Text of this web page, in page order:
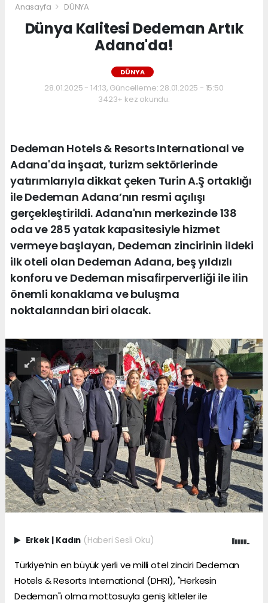
Anasayfa DÜNYA
Dünya Kalitesi Dedeman Artık
Adana'da!
DÜNYA
28.01.2025 - 14:13, Güncelleme: 28.01.2025 - 15:50
3423+ kez okundu.
Dedeman Hotels & Resorts International ve
Adana'da inşaat, turizm sektörlerinde
yatırımlarıyla dikkat çeken Turin A.Ş ortaklığı
ile Dedeman Adana’nın resmi açılışı
gerçekleştirildi. Adana'nın merkezinde 138
oda ve 285 yatak kapasitesiyle hizmet
vermeye başlayan, Dedeman zincirinin ildeki
ilk oteli olan Dedeman Adana, beş yıldızlı
konforu ve Dedeman misafirperverliği ile ilin
önemli konaklama ve buluşma
noktalarından biri olacak.
Erkek | Kadın (Haberi Sesli Oku)
Türkiye’nin en büyük yerli ve milli otel zinciri Dedeman
Hotels & Resorts International (DHRI), "Herkesin
Dedeman"ı olma mottosuyla geniş kitleler ile